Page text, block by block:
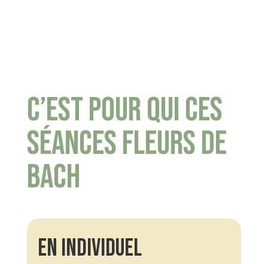
C’est pour qui ces
séances fleurs de
Bach
En Individuel